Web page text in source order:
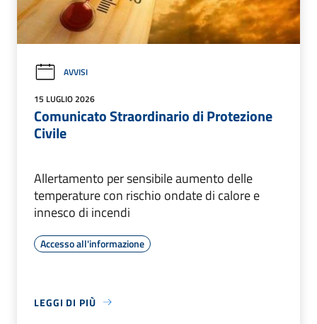
AVVISI
15 LUGLIO 2026
Comunicato Straordinario di Protezione
Civile
Allertamento per sensibile aumento delle
temperature con rischio ondate di calore e
innesco di incendi
Accesso all'informazione
LEGGI DI PIÙ